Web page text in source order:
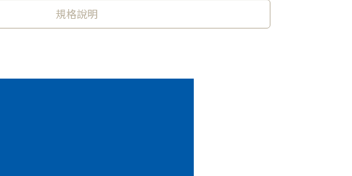
規格說明